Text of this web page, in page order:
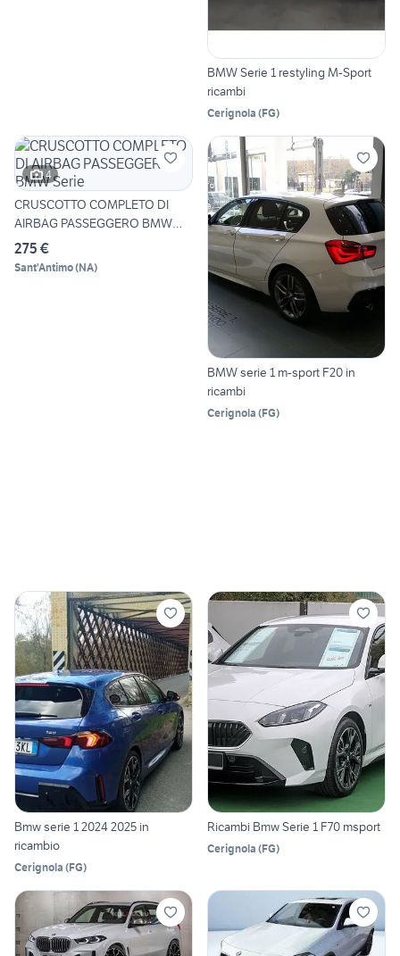
BMW Serie 1 restyling M-Sport
ricambi
Cerignola (FG)
4
CRUSCOTTO COMPLETO DI
AIRBAG PASSEGGERO BMW
Serie
275 €
Sant'Antimo(NA)
BMW serie 1 m-sport F20 in
ricambi
Cerignola (FG)
Bmw serie 1 2024 2025 in
ricambio
Cerignola (FG)
Ricambi Bmw Serie 1 F70 msport
Cerignola (FG)